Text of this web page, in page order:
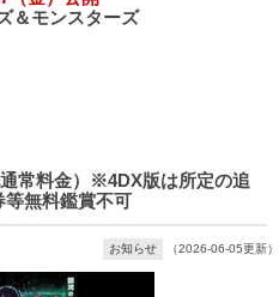
＆モンスターズ
通常料金）※4DX版は所定の追
等無料鑑賞不可
お知らせ （2026-06-05更新）